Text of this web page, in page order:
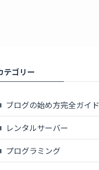
テゴリー
ブログの始め方完全ガイド
レンタルサーバー
プログラミング